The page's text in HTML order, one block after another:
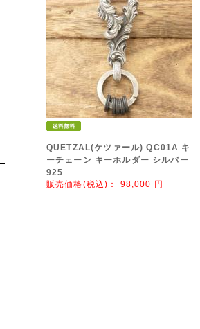
QUETZAL(ケツァール) QC01A キ
ーチェーン キーホルダー シルバー
925
販売価格(税込)： 98,000 円